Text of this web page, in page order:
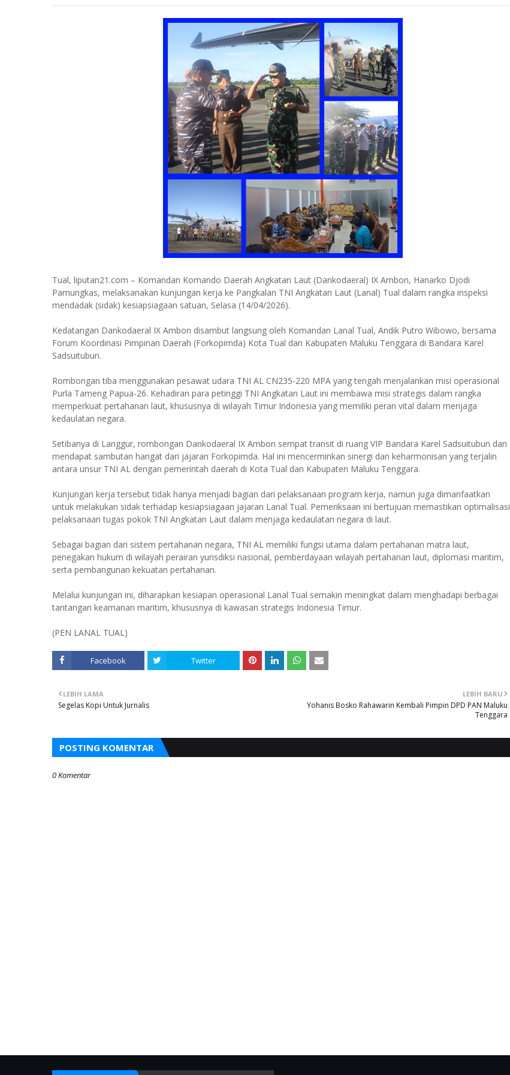
Tual, liputan21.com – Komandan Komando Daerah Angkatan Laut (Dankodaeral) IX Ambon, Hanarko Djodi
Pamungkas, melaksanakan kunjungan kerja ke Pangkalan TNI Angkatan Laut (Lanal) Tual dalam rangka inspeksi
mendadak (sidak) kesiapsiagaan satuan, Selasa (14/04/2026).
Kedatangan Dankodaeral IX Ambon disambut langsung oleh Komandan Lanal Tual, Andik Putro Wibowo, bersama
Forum Koordinasi Pimpinan Daerah (Forkopimda) Kota Tual dan Kabupaten Maluku Tenggara di Bandara Karel
Sadsuitubun.
Rombongan tiba menggunakan pesawat udara TNI AL CN235-220 MPA yang tengah menjalankan misi operasional
Purla Tameng Papua-26. Kehadiran para petinggi TNI Angkatan Laut ini membawa misi strategis dalam rangka
memperkuat pertahanan laut, khususnya di wilayah Timur Indonesia yang memiliki peran vital dalam menjaga
kedaulatan negara.
Setibanya di Langgur, rombongan Dankodaeral IX Ambon sempat transit di ruang VIP Bandara Karel Sadsuitubun dan
mendapat sambutan hangat dari jajaran Forkopimda. Hal ini mencerminkan sinergi dan keharmonisan yang terjalin
antara unsur TNI AL dengan pemerintah daerah di Kota Tual dan Kabupaten Maluku Tenggara.
Kunjungan kerja tersebut tidak hanya menjadi bagian dari pelaksanaan program kerja, namun juga dimanfaatkan
untuk melakukan sidak terhadap kesiapsiagaan jajaran Lanal Tual. Pemeriksaan ini bertujuan memastikan optimalisasi
pelaksanaan tugas pokok TNI Angkatan Laut dalam menjaga kedaulatan negara di laut.
Sebagai bagian dari sistem pertahanan negara, TNI AL memiliki fungsi utama dalam pertahanan matra laut,
penegakan hukum di wilayah perairan yurisdiksi nasional, pemberdayaan wilayah pertahanan laut, diplomasi maritim,
serta pembangunan kekuatan pertahanan.
Melalui kunjungan ini, diharapkan kesiapan operasional Lanal Tual semakin meningkat dalam menghadapi berbagai
tantangan keamanan maritim, khususnya di kawasan strategis Indonesia Timur.
(PEN LANAL TUAL)
Facebook Twitter
LEBIH BARU
Yohanis Bosko Rahawarin Kembali Pimpin DPD PAN Maluku
Tenggara
LEBIH LAMA
Segelas Kopi Untuk Jurnalis
POSTING KOMENTAR
0 Komentar